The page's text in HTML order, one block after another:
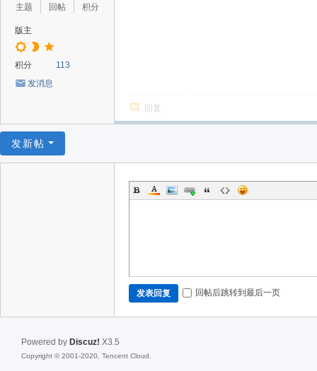
主题
回帖
积分
版主
积分
113
发消息
回复
发新帖
发表回复 回帖后跳转到最后一页
Powered by Discuz! X3.5
Copyright © 2001-2020, Tencent Cloud.